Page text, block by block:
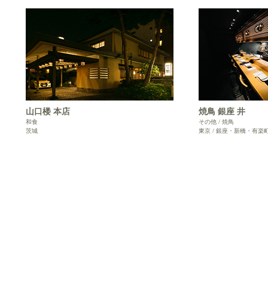
山口楼 本店
和食
茨城
焼鳥 銀座 井
その他 / 焼鳥
東京 / 銀座・新橋・有楽